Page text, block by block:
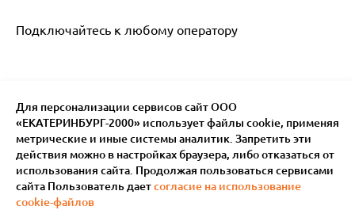
Подключайтесь к любому оператору
Для персонализации сервисов сайт ООО
«ЕКАТЕРИНБУРГ-2000» использует файлы сookie, применяя
метрические и иные системы аналитик. Запретить эти
действия можно в настройках браузера, либо отказаться от
использования сайта. Продолжая пользоваться сервисами
сайта Пользователь даетсогласие на использование
cookie-файлов